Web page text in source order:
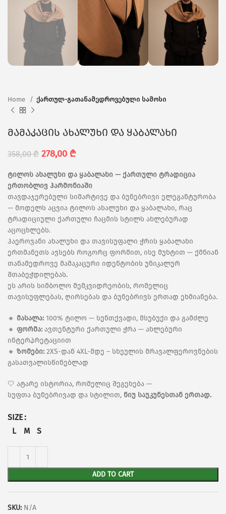
Home ქართულ-გათანამედროვებული სამოსი
მამაკაცის ახალუხი და ყაბალახი
358,00₾ 278,00 ₾
ტილოს ახალუხი და ყაბალახი — ქართული ტრადიცია
ერთობლივ ჰარმონიაში
თავდაჯერებული სიმარტივე და ბუნებრივი ელეგანტურობა
— მოდელს აცვია ტილოს ახალუხი და ყაბალახი, რაც
ტრადიციული ქართული ჩაცმის სტილს ახლებურად
აცოცხლებს.
ჰაეროვანი ახალუხი და თავისუფალი ჭრის ყაბალახი
ერთმანეთს ავსებს როგორც ფორმით, ისე მუხტით — ქმნიან
თანამედროვე მამაკაცური იდენტობის უნიკალურ
შთაბეჭდილებას.
ეს არის სიმბოლო მემკვიდრეობის, რომელიც
თავისუფლებას, ღირსებას და ბუნებრივს ერთად ეხმიანება.
🔸 მასალა: 100% ტილო — სუნთქვადი, მსუბუქი და გამძლე
🔸 ფორმა: ავთენტური ქართული ჭრა — ახლებური
ინტერპრეტაციით
🔸 ზომები: 2XS-დან 4XL-მდე – სხეულის მრავალფეროვნების
გასათვალისწინებლად
🤍 ატარე ისტორია, რომელიც შეგეხება —
სუფთა ბუნებრივად და სტილით, ნიუ საუკუნესთან ერთად.
SIZE
L
M S
ADD TO CART
SKU: N/A